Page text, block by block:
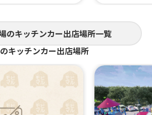
のキッチンカー出店場所一覧
キッチンカー出店場所